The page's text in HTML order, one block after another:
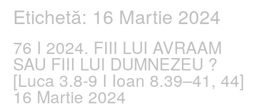
Etichetă: 16 Martie 2024
76 I 2024. FIII LUI AVRAAM
SAU FIII LUI DUMNEZEU ?
[Luca 3.8-9 I Ioan 8.39–41, 44]
16 Martie 2024